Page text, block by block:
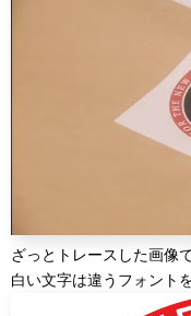
ざっとトレースした画像
白い文字は違うフォント